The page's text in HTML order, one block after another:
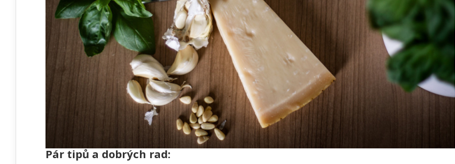
Pár tipů a dobrých rad: